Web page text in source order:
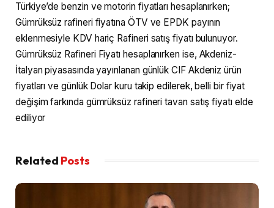
Türkiye’de benzin ve motorin fiyatları hesaplanırken;
Gümrüksüz rafineri fiyatına ÖTV ve EPDK payının
eklenmesiyle KDV hariç Rafineri satış fiyatı bulunuyor.
Gümrüksüz Rafineri Fiyatı hesaplanırken ise, Akdeniz-
İtalyan piyasasında yayınlanan günlük CIF Akdeniz ürün
fiyatları ve günlük Dolar kuru takip edilerek, belli bir fiyat
değişim farkında gümrüksüz rafineri tavan satış fiyatı elde
ediliyor
Related Posts